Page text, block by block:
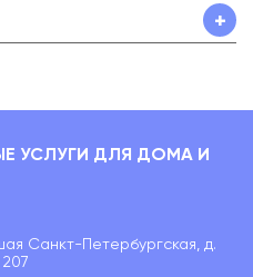
+
УСЛУГИ ДЛЯ ДОМА И
Санкт-Петербургская, д.